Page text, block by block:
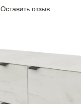
Оставить отзыв